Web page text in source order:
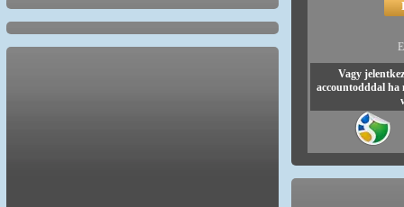
Vagy
accountodddal ha